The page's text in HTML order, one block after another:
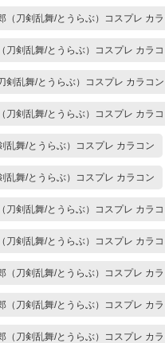
（刀剣乱舞/とうらぶ）コスプレ カ
刀剣乱舞/とうらぶ）コスプレ カラ
剣乱舞/とうらぶ）コスプレ カラコン
刀剣乱舞/とうらぶ）コスプレ カラ
乱舞/とうらぶ）コスプレ カラコン
乱舞/とうらぶ）コスプレ カラコン
刀剣乱舞/とうらぶ）コスプレ カラ
刀剣乱舞/とうらぶ）コスプレ カラ
（刀剣乱舞/とうらぶ）コスプレ カ
（刀剣乱舞/とうらぶ）コスプレ カ
（刀剣乱舞/とうらぶ）コスプレ カ